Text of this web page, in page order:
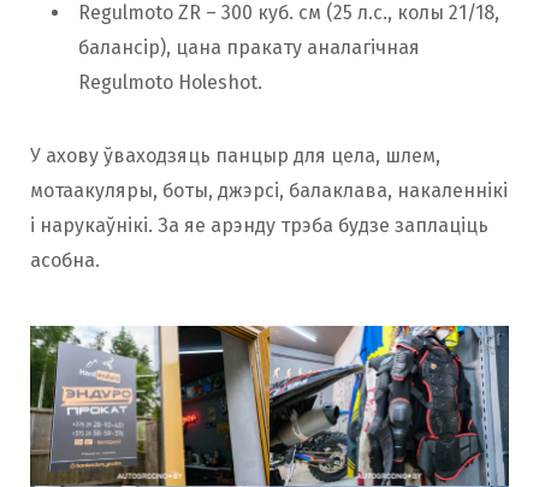
Regulmoto ZR – 300 куб. см (25 л.с., колы 21/18,
балансір), цана пракату аналагічная
Regulmoto Holeshot.
У ахову ўваходзяць панцыр для цела, шлем,
мотаакуляры, боты, джэрсі, балаклава, накаленнікі
і нарукаўнікі. За яе арэнду трэба будзе заплаціць
асобна.